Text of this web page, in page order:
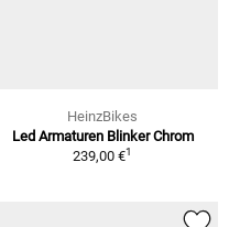
HeinzBikes
Led Armaturen Blinker Chrom
239,00 €1